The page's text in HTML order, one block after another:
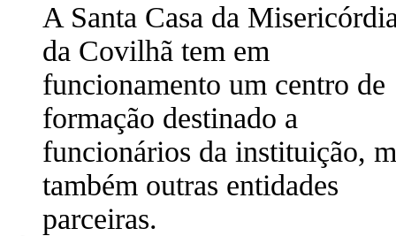
A Santa Casa da
da Covilhã tem em
funcionamento um centro de
formação destinado a
funcionários da instituição,
também outras entidades
parceiras.